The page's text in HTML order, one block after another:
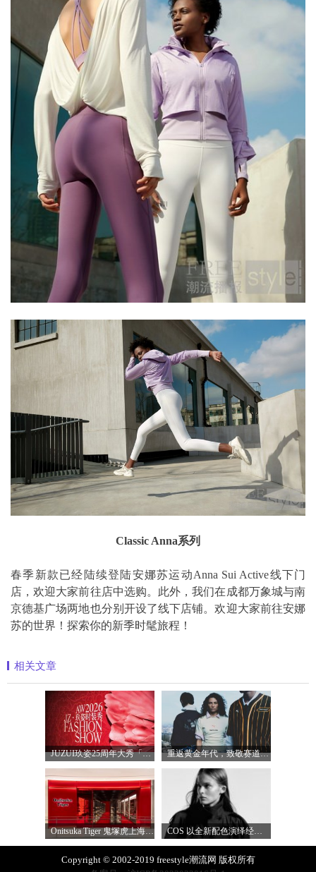
Classic Anna系列
春季新款已经陆续登陆安娜苏运动Anna Sui Active线下门
店，欢迎大家前往店中选购。此外，我们在成都万象城与南
京德基广场两地也分别开设了线下店铺。欢迎大家前往安娜
苏的世界！探索你的新季时髦旅程！
相关文章
JUZUI玖姿25周年大秀「循光新生」 光起二 重返黄金年代，致敬赛道传奇 PUMA携手M
Onitsuka Tiger 鬼塚虎上海环贸 iapm 概念店盛 COS 以全新配色演绎经典漏斗领风衣
Copyright © 2002-2019 freestyle潮流网 版权所有